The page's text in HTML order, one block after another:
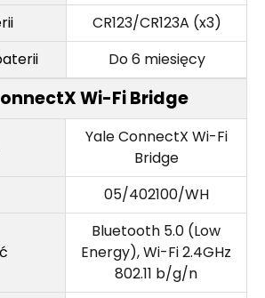
CR123/CR123A (x3)
Do 6 miesięcy
Wi-Fi Bridge
Yale ConnectX Wi-Fi
Bridge
05/402100/WH
Bluetooth 5.0 (Low
Energy), Wi-Fi 2.4GHz
802.11 b/g/n